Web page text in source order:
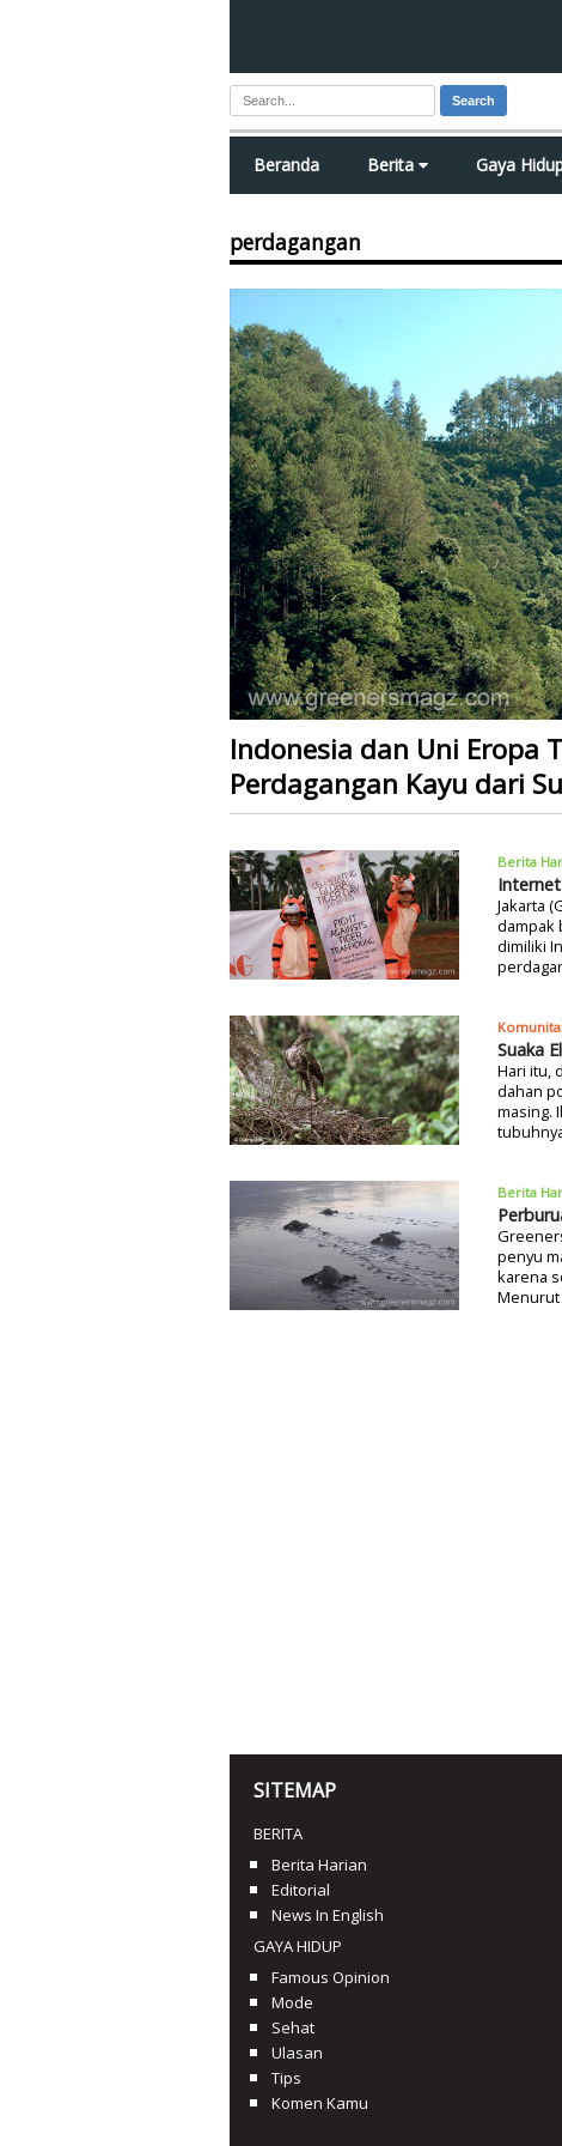
Search
Beranda Berita Gaya
perdagangan
Indonesia dan Uni Eropa
Perdagangan Kayu dari
Berita
Jakarta
dampak
dimiliki
Suaka
Hari itu,
dahan
masing.
Berita
penyu
karena
Menurut
SITEMAP
BERITA
Berita Harian
Editorial
News In English
GAYA HIDUP
Famous Opinion
Mode
Sehat
Ulasan
Tips
Komen Kamu